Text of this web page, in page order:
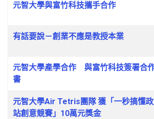
元智大學與富竹科技攜手合作
有話要說－創業不應是教授本業
元智大學產學合作 與富竹科技簽署合
書
元智大學Air Tetris團隊 獲「一秒搞懂
站創意競賽」10萬元獎金